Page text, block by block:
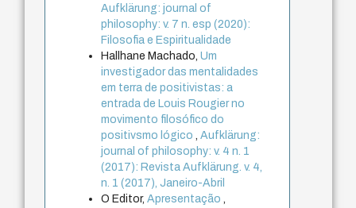
Aufklärung: journal of
philosophy: v. 7 n. esp (2020):
Filosofia e Espiritualidade
Hallhane Machado,Um
investigador das mentalidades
em terra de positivistas: a
entrada de Louis Rougier no
movimento filosófico do
positivsmo lógico,Aufklärung:
journal of philosophy: v. 4 n. 1
(2017): Revista Aufklärung. v. 4,
n. 1 (2017), Janeiro-Abril
O Editor,Apresentação,